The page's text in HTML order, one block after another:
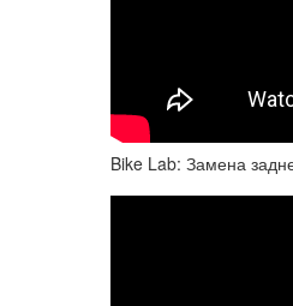
Bike Lab: Замена